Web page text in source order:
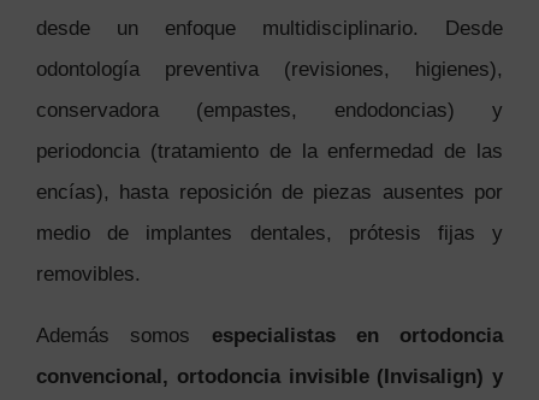
desde un enfoque multidisciplinario. Desde
odontología preventiva (revisiones, higienes),
conservadora (empastes, endodoncias) y
periodoncia (tratamiento de la enfermedad de las
encías), hasta reposición de piezas ausentes por
medio de implantes dentales, prótesis fijas y
removibles.
Además somos especialistas en ortodoncia
convencional, ortodoncia invisible (Invisalign) y